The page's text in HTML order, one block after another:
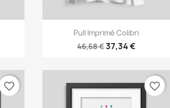
Anteprima
Pull Imprimé Colibri
46,68 €37,34 €
favorite_border favorite_border